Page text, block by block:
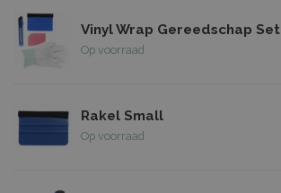
Vinyl Wrap Gereedschap Set
Op voorraad
Rakel Small
Op voorraad